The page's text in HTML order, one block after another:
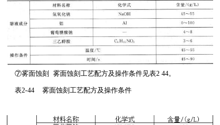
⑦雾面蚀刻 雾面蚀刻工艺配方及操作条件见表2 44。
表2-44 雾面蚀刻工艺配方及操作条件